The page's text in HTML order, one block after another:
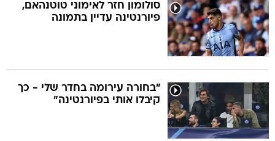
סולומון חזר לאימוני טוטנהאם,
פיורנטינה עדיין בתמונה
"בחורה עירומה בחדר שלי - כך
קיבלו אותי בפיורנטינה"